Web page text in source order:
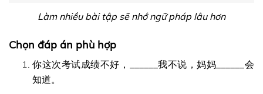
Làm nhiều bài tập sẽ nhớ ngữ pháp lâu hơn
Chọn đáp án phù hợp
你这次考试成绩不好，______我不说，妈妈______会
知道。